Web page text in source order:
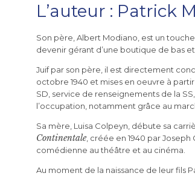
L’auteur : Patrick
Son père, Albert Modiano, est un
devenir gérant d’une boutique de bas
Juif par son père, il est directement
octobre 1940 et mises en oeuvre à
SD, service de renseignements de la
l’occupation, notamment grâce au
Sa mère, Luisa Colpeyn, débute sa
Continentale, créée en 1940 par
comédienne au théâtre et au cinéma.
Au moment de la naissance de leur fils